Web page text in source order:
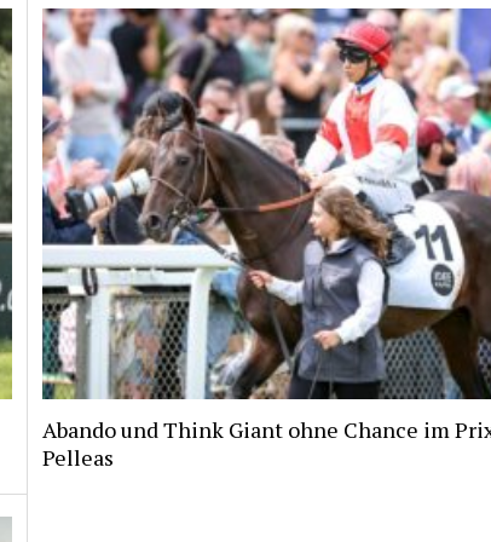
Abando und Think Giant ohne Chance im
Pelleas